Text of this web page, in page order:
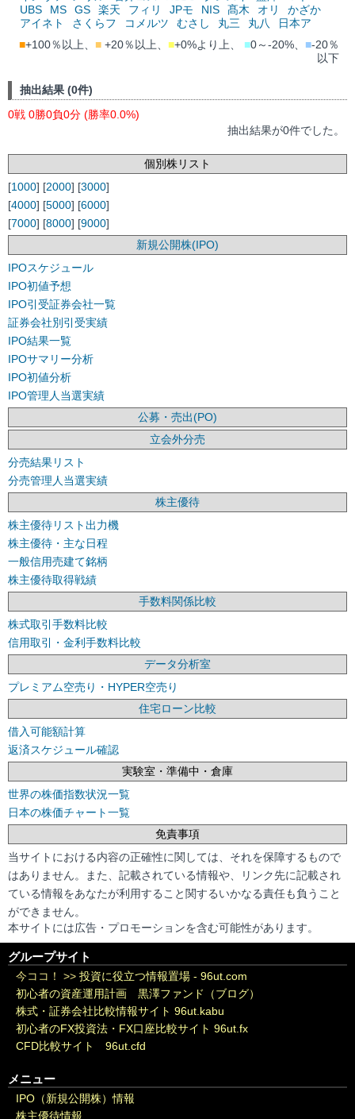
UBS
MS GS 楽天 フィリ JPモ NIS 髙木 オリ
かざか
アイネト
さくらフ コメルツ むさし 丸三 丸八
日本ア
■+100％以上、 ■ +20％以上、 ■+0%より上、 ■0～-20%、 ■-20％
以下
抽出結果 (0件)
0戦 0勝0負0分 (勝率0.0%)
抽出結果が0件でした。
個別株リスト
[1000] [2000] [3000]
[4000] [5000] [6000]
[7000] [8000] [9000]
新規公開株(IPO)
IPOスケジュール
IPO初値予想
IPO引受証券会社一覧
証券会社別引受実績
IPO結果一覧
IPOサマリー分析
IPO初値分析
IPO管理人当選実績
公募・売出(PO)
立会外分売
分売結果リスト
分売管理人当選実績
株主優待
株主優待リスト出力機
株主優待・主な日程
一般信用売建て銘柄
株主優待取得戦績
手数料関係比較
株式取引手数料比較
信用取引・金利手数料比較
データ分析室
プレミアム空売り・HYPER空売り
住宅ローン比較
借入可能額計算
返済スケジュール確認
実験室・準備中・倉庫
世界の株価指数状況一覧
日本の株価チャート一覧
免責事項
当サイトにおける内容の正確性に関しては、それを保障するもので
はありません。また、記載されている情報や、リンク先に記載され
ている情報をあなたが利用すること関するいかなる責任も負うこと
ができません。
本サイトには広告・プロモーションを含む可能性があります。
グループサイト
今ココ！ >> 投資に役立つ情報置場 - 96ut.com
初心者の資産運用計画 黒澤ファンド（ブログ）
株式・証券会社比較情報サイト 96ut.kabu
初心者のFX投資法・FX口座比較サイト 96ut.fx
CFD比較サイト 96ut.cfd
メニュー
IPO（新規公開株）情報
株主優待情報